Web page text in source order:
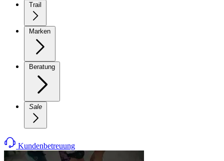
Trail
Marken
Beratung
Sale
Kundenbetreuung